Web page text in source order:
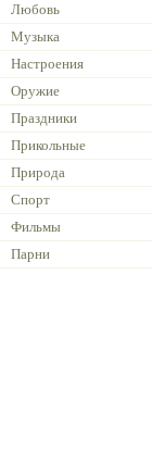
Любовь
Музыка
Настроения
Оружие
Праздники
Прикольные
Природа
Спорт
Фильмы
Парни